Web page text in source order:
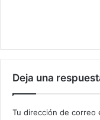
Deja una
Tu dirección de correo